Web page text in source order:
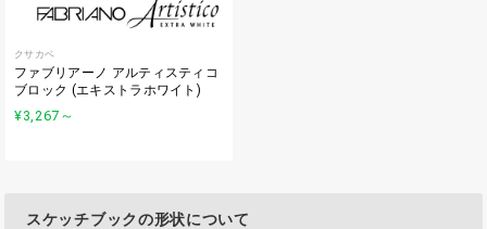
クサカベ
ファブリアーノ アルティスティコ
ブロック (エキストラホワイト)
¥3,267 ～
スケッチブックの形状について